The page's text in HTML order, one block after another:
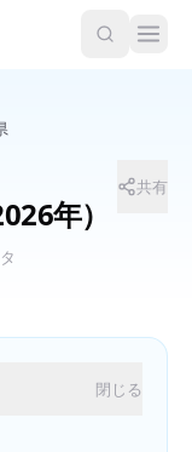
年）
共有
閉じる